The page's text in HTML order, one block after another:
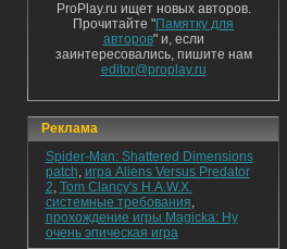
ProPlay.ru ищет новых авторов.
Прочитайте "Памятку для
авторов" и, если
заинтересовались, пишите нам
editor@proplay.ru
Реклама
Spider-Man: Shattered Dimensions
patch, игра Aliens Versus Predator
2, Tom Clancy's H.A.W.X.
системные требования,
прохождение игры Magicka: Ну
очень эпическая игра